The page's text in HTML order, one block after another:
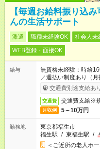
【毎週お給料振り込
んの生活サポート
派遣 職種未経験OK 社会人未
WEB登録・面接OK
給与
無資格未経験：時給
／週払い制度あり（
了次第のお支払いとな
交通費別途支給あり
交通費 交通費支給※
月収例 5～10万円
勤務地
東京都福生市
福生駅 / 東福生駅 /
＜ご近所の老人ホ